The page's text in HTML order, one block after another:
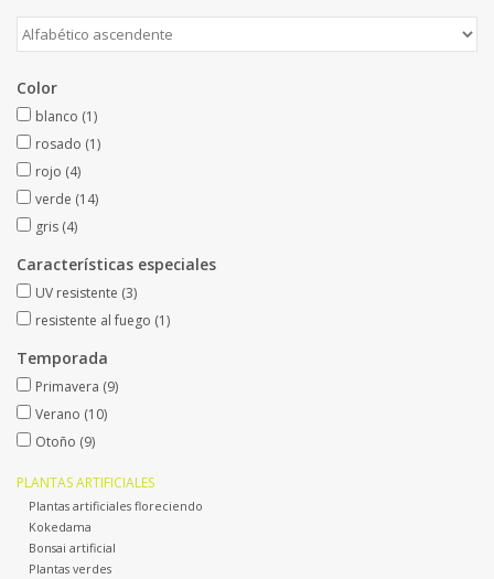
plantas artificiales
Rama de hojas / bayas
Fruta artificial
decoración
Coronas de flores
Color
blanco (1)
rosado (1)
rojo (4)
verde (14)
gris (4)
Características especiales
UV resistente (3)
resistente al fuego (1)
Temporada
Primavera (9)
Verano (10)
Otoño (9)
PLANTAS ARTIFICIALES
Plantas artificiales floreciendo
Kokedama
Bonsai artificial
Plantas verdes